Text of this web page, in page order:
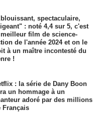
spectaculaire,
: noté 4,4 sur 5, c'est
meilleur film de science-
de l'année 2024 et on le
à un maître incontesté du
!
: la série de Dany Boon
un hommage à un
adoré par des millions
Français